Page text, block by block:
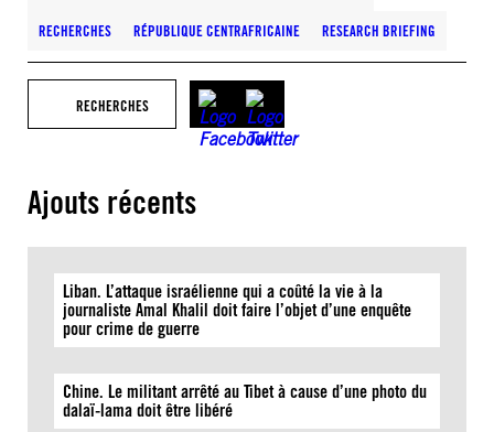
RECHERCHES RÉPUBLIQUE CENTRAFRICAINE RESEARCH BRIEFING
RECHERCHES
Ajouts récents
Liban. L’attaque israélienne qui a coûté la vie à la
journaliste Amal Khalil doit faire l’objet d’une enquête
pour crime de guerre
Chine. Le militant arrêté au Tibet à cause d’une photo du
dalaï-lama doit être libéré